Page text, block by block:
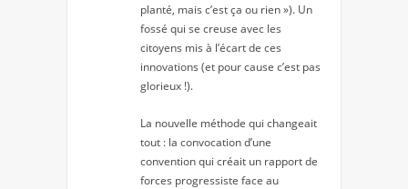
planté, mais c’est ça ou rien »). Un
fossé qui se creuse avec les
citoyens mis à l’écart de ces
innovations (et pour cause c’est pas
glorieux !).
La nouvelle méthode qui changeait
tout : la convocation d’une
convention qui créait un rapport de
forces progressiste face au